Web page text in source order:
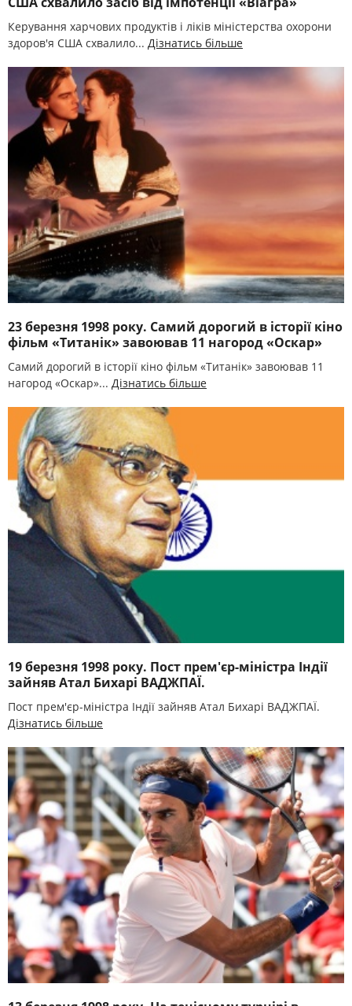
Керування харчових продуктів і ліків міністерства охорони
здоров'я США схвалило... Дізнатись більше
23 березня 1998 року. Самий дорогий в історії кіно
фільм «Титанік» завоював 11 нагород «Оскар»
Самий дорогий в історії кіно фільм «Титанік» завоював 11
нагород «Оскар»... Дізнатись більше
19 березня 1998 року. Пост прем'єр-міністра Індії
зайняв Атал Бихарі ВАДЖПАЇ.
Пост прем'єр-міністра Індії зайняв Атал Бихарі ВАДЖПАЇ.
Дізнатись більше